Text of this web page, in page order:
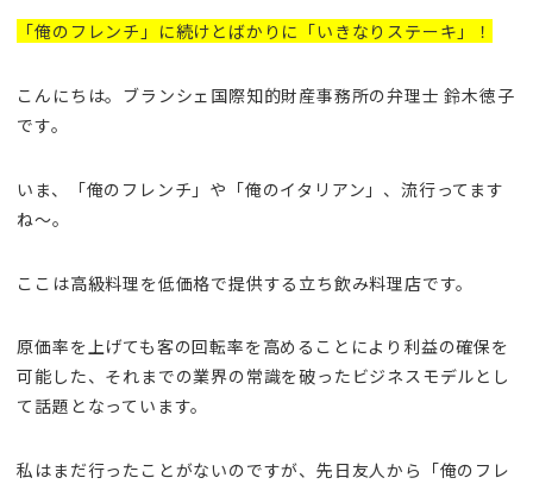
「俺のフレンチ」に続けとばかりに「いきなりステーキ」！
こんにちは。ブランシェ国際知的財産事務所の弁理士 鈴木徳子
です。
いま、「俺のフレンチ」や「俺のイタリアン」、流行ってます
ね～。
ここは高級料理を低価格で提供する立ち飲み料理店です。
原価率を上げても客の回転率を高めることにより利益の確保を
可能した、それまでの業界の常識を破ったビジネスモデルとし
て話題となっています。
私はまだ行ったことがないのですが、先日友人から「俺のフレ